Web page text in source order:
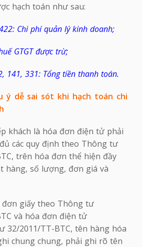
hạch toán như sau:
Chi phí quản lý kinh doanh;
GTGT được trừ;
141, 331: Tổng tiền thanh toán.
ý dễ sai sót khi hạch toán chi
khách là hóa đơn điện tử phải
các quy định theo Thông tư
trên hóa đơn thể hiện đầy
hàng, số lượng, đơn giá và
giấy theo Thông tư
và hóa đơn điện tử
32/2011/TT-BTC, tên hàng hóa
chung chung, phải ghi rõ tên